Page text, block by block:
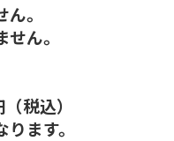
。
ん。
税込）
ます。